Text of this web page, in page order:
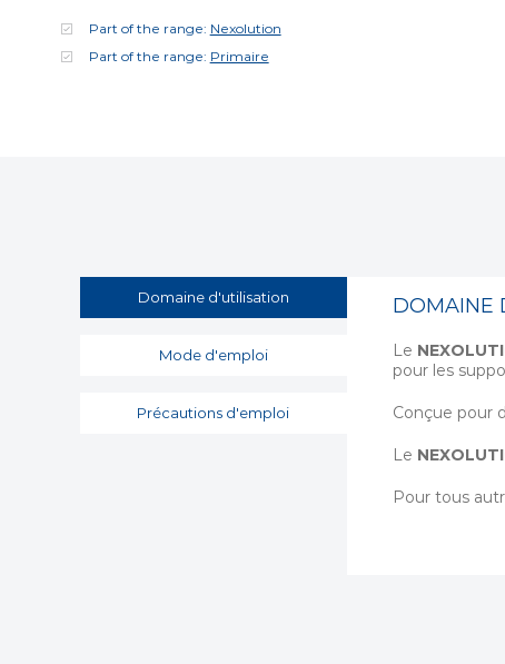
Part of the range: Nexolution
Part of the range: Primaire
Domaine d'utilisation
Mode d'emploi
Précautions d'emploi
DOMAINE
Le
pour les
Conçue pour
Le
Pour tous